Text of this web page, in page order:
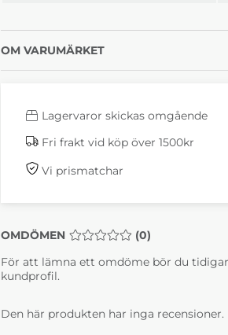
OM VARUMÄRKET
Lagervaror skickas omgående
Fri frakt vid köp över 1500kr
Vi prismatchar
OMDÖMEN MEDELBETYG 0 AV 5 ANTAL
(0)
För att lämna ett omdöme bör du
kundprofil.
Den här produkten har inga recensioner.